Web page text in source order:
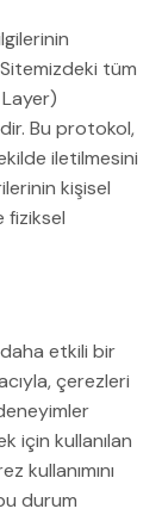
tüm
Bu protokol,
iletilmesini
kişisel
fiziksel
etkili bir
çerezleri
için kullanılan
kullanımını
durum